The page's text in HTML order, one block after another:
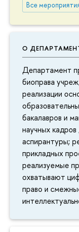
Все
О
Департамент
биоправа
реализации
бакалавров и
научных
аспирантуры;
прикладных
реализуемые
охватывают
право и